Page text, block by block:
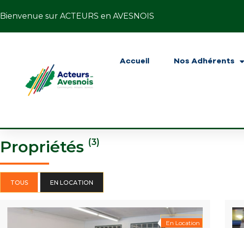
Bienvenue sur ACTEURS en AVESNOIS
Accueil Nos Adhérents
Propriétés (3)
TOUS EN LOCATION
En Location